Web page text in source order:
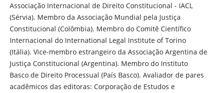
Associação Internacional de Direito Constitucional - IACL
(Sérvia). Membro da Associação Mundial pela Justiça
Constitucional (Colômbia). Membro do Comitê Científico
Internacional do International Legal Institute of Torino
(Itália). Vice-membro estrangeiro da Associação Argentina de
Justiça Constitucional (Argentina). Membro do Instituto
Basco de Direito Processual (País Basco). Avaliador de pares
acadêmicos das editoras: Corporação de Estudos e